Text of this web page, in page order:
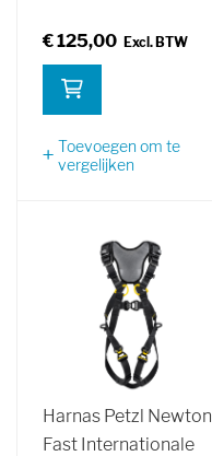
€ 125,00
Toevoegen om te
vergelijken
Harnas Petzl Newton
Fast Internationale